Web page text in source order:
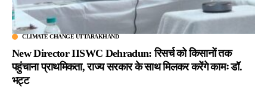
CLIMATE CHANGE UTTARAKHAND
New Director IISWC Dehradun: रिसर्च को किसानों तक
पहुंचाना प्राथमिकता, राज्य सरकार के साथ मिलकर करेंगे कामः डॉ.
भट्ट